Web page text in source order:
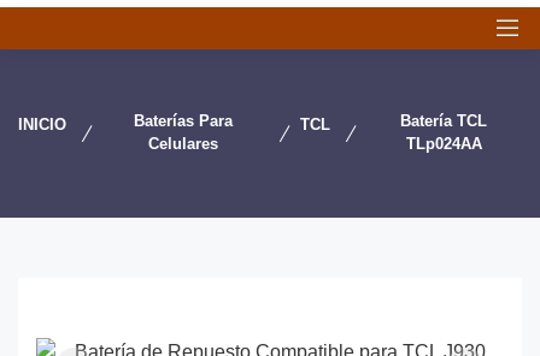
INICIO
Baterías Para
Celulares
TCL
Batería TCL
TLp024AA